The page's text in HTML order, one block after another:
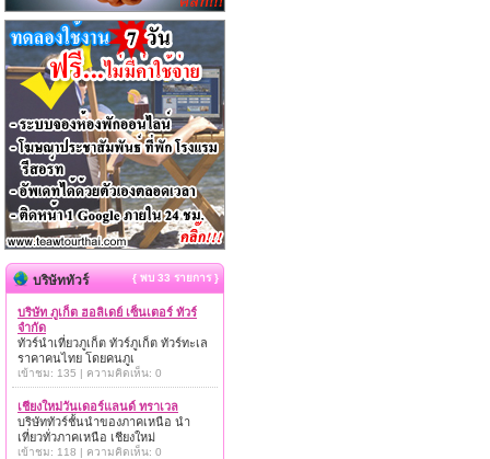
บริษัททัวร์ { พบ 33 รายการ }
บริษัท ภูเก็ต ฮอลิเดย์ เซ็นเตอร์ ทัวร์
จำกัด
ทัวร์นำเที่ยวภูเก็ต ทัวร์ภูเก็ต ทัวร์ทะเล
ราคาคนไทย โดยคนภูเ
เข้าชม: 135 | ความคิดเห็น: 0
เชียงใหม่วันเดอร์แลนด์ ทราเวล
บริษัททัวร์ชั้นนำของภาคเหนือ นำ
เที่ยวทั่วภาคเหนือ เชียงใหม่
เข้าชม: 118 | ความคิดเห็น: 0